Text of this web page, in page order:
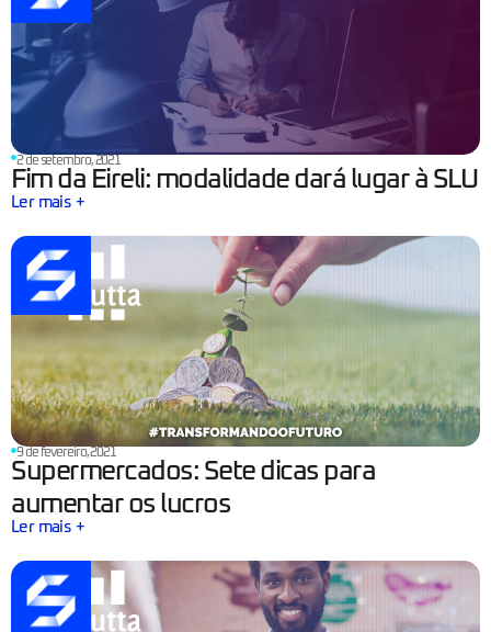
2 de setembro, 2021
Fim da Eireli: modalidade dará lugar à SLU
Ler mais +
9 de fevereiro, 2021
Supermercados: Sete dicas para
aumentar os lucros
Ler mais +